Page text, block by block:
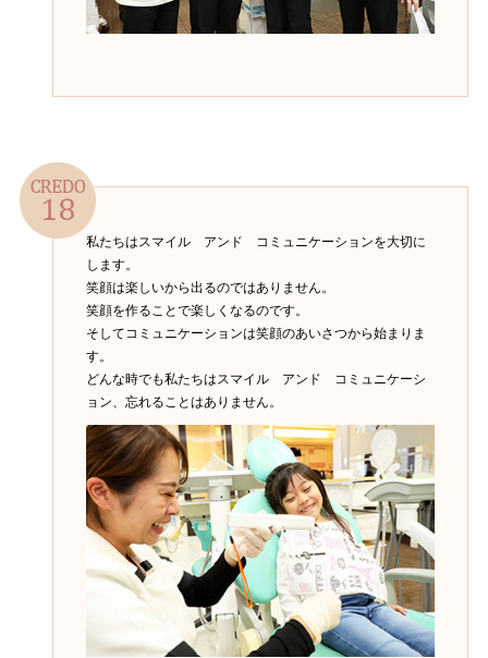
私たちはスマイル アンド コミュニケーションを大切に
します。
笑顔は楽しいから出るのではありません。
笑顔を作ることで楽しくなるのです。
そしてコミュニケーションは笑顔のあいさつから始まりま
す。
どんな時でも私たちはスマイル アンド コミュニケーシ
ョン、忘れることはありません。